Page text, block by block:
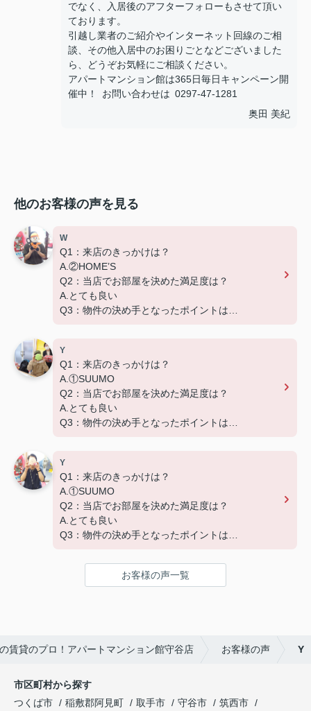
でなく、入居後のアフターフォローもさせて頂い
ております。
引越し業者のご紹介やインターネット回線のご相
談、その他入居中のお困りごとなどございました
ら、どうぞお気軽にご相談ください。
アパートマンション館は365日毎日キャンペーン開
催中！ お問い合わせは 0297-47-1281
奥田 美紀
他のお客様の声を見る
W
Q1：来店のきっかけは？
A.②HOME’S
Q2：当店でお部屋を決めた満足度は？
A.とても良い
Q3：物件の決め手となったポイントは？
Y
Q1：来店のきっかけは？
A.①SUUMO
Q2：当店でお部屋を決めた満足度は？
A.とても良い
Q3：物件の決め手となったポイントは？
Y
Q1：来店のきっかけは？
A.①SUUMO
Q2：当店でお部屋を決めた満足度は？
A.とても良い
Q3：物件の決め手となったポイントは？
お客様の声一覧
賃貸のプロ！アパートマンション館守谷店 お客様の声 Y
市区町村から探す
つくば市
稲敷郡阿見町 取手市 守谷市
筑西市